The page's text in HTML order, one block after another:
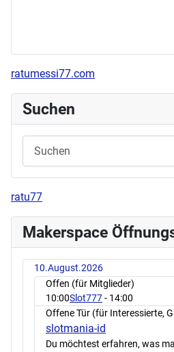
ratumessi77.com
Suchen
ratu77
Makerspace
10.August.2026
Offen (für Mitglieder)
10:00Slot777- 14:00
Offene Tür (für Interessierte,
slotmania-id
Du möchtest erfahren, was